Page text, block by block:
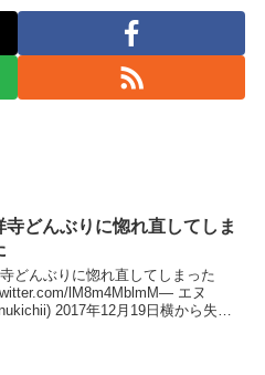
寺どんぶりに惚れ直してしま
どんぶりに惚れ直してしまった
lM8m4MblmM— エヌ
2017年12月19日横から失礼